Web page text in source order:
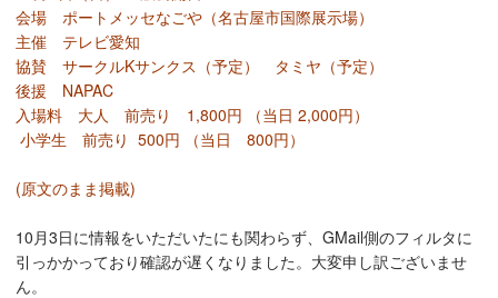
会場 ポートメッセなごや（名古屋市国際展示場）
主催 テレビ愛知
協賛 サークルKサンクス（予定） タミヤ（予定）
後援 NAPAC
入場料 大人 前売り 1,800円 （当日 2,000円）
小学生 前売り 500円 （当日 800円）
(原文のまま掲載)
10月3日に情報をいただいたにも関わらず、GMail側のフィルタに
引っかかっており確認が遅くなりました。大変申し訳ございませ
ん。